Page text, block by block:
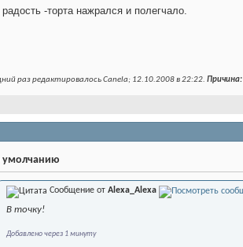
-торта нажрался и полегчало.
раз редактировалось Canela; 12.10.2008 в22:22. Причина:
Сообщение от Alexa_Alexa
В точку!
Добавлено через 1 минуту